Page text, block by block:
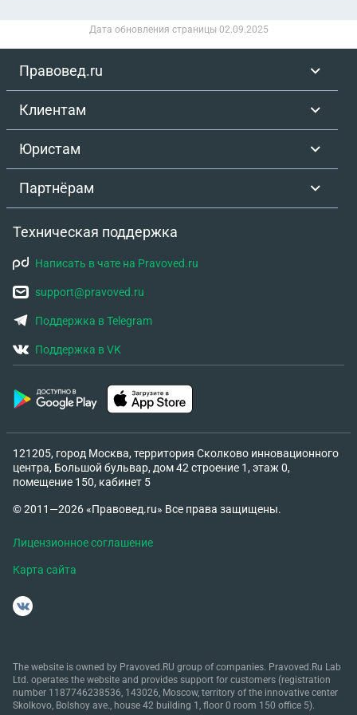
Дата обновления страницы 02.09.2025
Правовед.ru
Клиентам
Юристам
Партнёрам
Техническая поддержка
Написать в чате на Pravoved.ru
support@pravoved.ru
Поддержка в Telegram
Поддержка в VK
121205, город Москва, территория Сколково инновационного
центра, Большой бульвар, дом 42 строение 1, этаж 0,
помещение 150, кабинет 5
© 2011—2026 «Правовед.ru» Все права защищены.
Лицензионное соглашение
Карта сайта
The website is owned by Pravoved.RU group of companies. Pravoved.Ru Lab
Ltd. operates the website and provides support for customers (registration
number 1187746238536, 143026, Moscow, territory of the innovative center
Skolkovo, Bolshoy ave., house 42 building 1, floor 0 room 150 office 5).